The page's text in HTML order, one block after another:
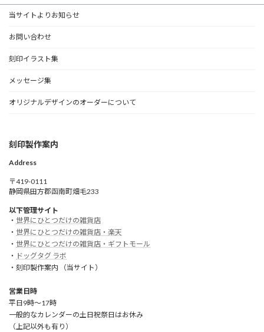
当サイトよりお知らせ
お問い合わせ
刻印イラスト集
メッセージ集
オリジナルデザインのオーダーについて
刻印製作案内
Address
〒419-0111
静岡県田方郡函南町畑毛233
以下管理サイト
・ 世界にひとつだけの雑貨店
・ 世界にひとつだけの雑貨店・楽天
・ 世界にひとつだけの雑貨店・ギフトモール
・ ドッグタグ ラボ
・刻印製作案内 （当サイト）
営業日時
平日9時～17時
一般的なカレンダーの土日祝祭日はお休み
（上記以外も有り）